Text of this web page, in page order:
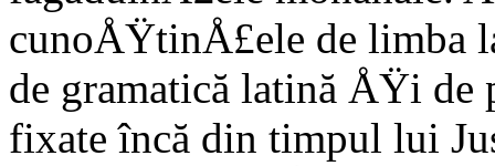
cunoÅŸtinÅ£ele de limba
de gramatică latină ÅŸi
fixate încă din timpul lui